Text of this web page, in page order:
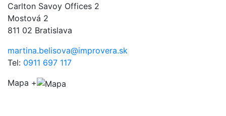
Carlton Savoy Offices 2
Mostová 2
811 02 Bratislava
martina.belisova@improvera.sk
Tel: 0911 697 117
Mapa +